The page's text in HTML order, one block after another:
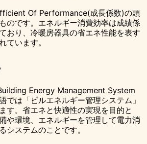
Of Performance(成長係数)の頭
のです。エネルギー消費効率は成績係
おり、冷暖房器具の省エネ性能を表す
ています。
Energy Management System
では「ビルエネルギー管理システム」
す。省エネと快適性の実現を目的と
や環境、エネルギーを管理して電力消
システムのことです。